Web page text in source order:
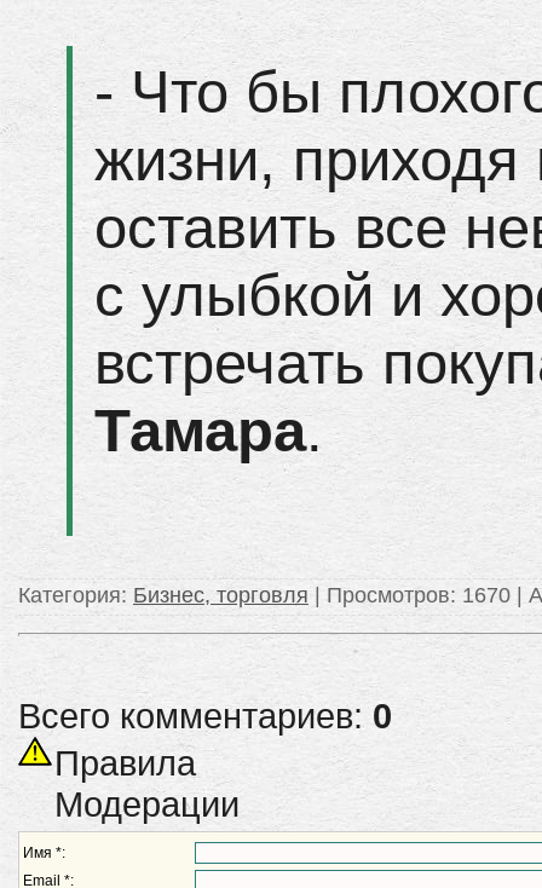
- Что бы
жизни, приходя
оставить все
с улыбкой и
встречать
Тамара.
Категория: Бизнес, торговля | Просмотров: 1670 |
Всего комментариев: 0
Правила
Модерации
Имя *:
Email *: